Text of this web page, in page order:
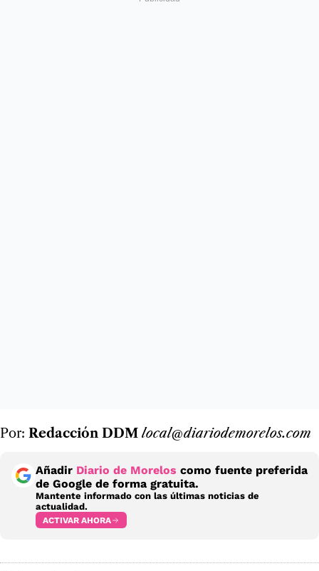
Por: Redacción DDM local@diariodemorelos.com
Añadir Diario de Morelos como fuente preferida
de Google de forma gratuita.
Mantente informado con las últimas noticias de
actualidad.
ACTIVAR AHORA